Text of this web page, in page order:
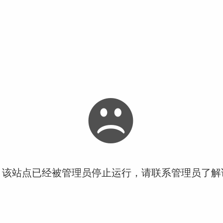
站点已经被管理员停止运行，请联系管理员了